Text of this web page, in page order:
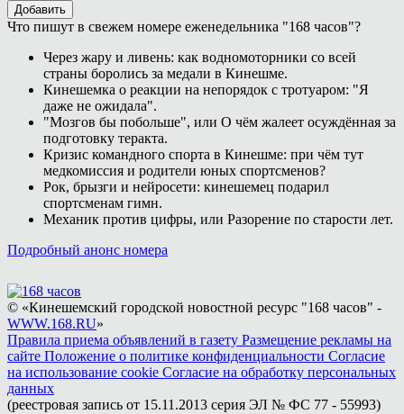
Добавить
Что пишут в свежем номере еженедельника "168 часов"?
Через жару и ливень: как водномоторники со всей
страны боролись за медали в Кинешме.
Кинешемка о реакции на непорядок с тротуаром: "Я
даже не ожидала".
"Мозгов бы побольше", или О чём жалеет осуждённая за
подготовку теракта.
Кризис командного спорта в Кинешме: при чём тут
медкомиссия и родители юных спортсменов?
Рок, брызги и нейросети: кинешемец подарил
спортсменам гимн.
Механик против цифры, или Разорение по старости лет.
Подробный анонс номера
© «Кинешемский городской новостной ресурс "168 часов" -
WWW.168.RU»
Правила приема объявлений в газету Размещение рекламы на
сайте Положение о политике конфиденциальности Согласие
на использование cookie Согласие на обработку персональных
данных
(реестровая запись от 15.11.2013 серия ЭЛ № ФС 77 - 55993)